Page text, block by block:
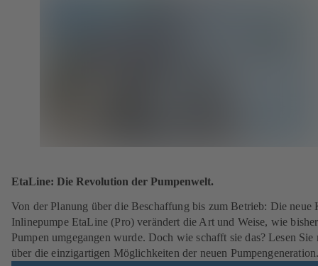
EtaLine: Die Revolution der Pumpenwelt.
Von der Planung über die Beschaffung bis zum Betrieb: Die neue
Inlinepumpe EtaLine (Pro) verändert die Art und Weise, wie
Pumpen umgegangen wurde. Doch wie schafft sie das? Lesen Sie
über die einzigartigen Möglichkeiten der neuen